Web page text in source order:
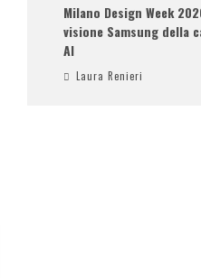
Milano Design Week
visione Samsung della
AI
Laura Renieri